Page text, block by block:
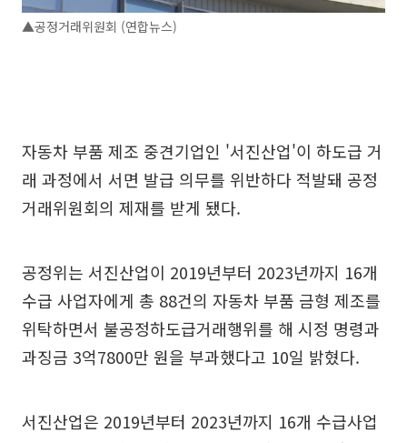
▲공정거래위원회 (연합뉴스)
자동차 부품 제조 중견기업인 '서진산업'이 하도급 거
래 과정에서 서면 발급 의무를 위반하다 적발돼 공정
거래위원회의 제재를 받게 됐다.
공정위는 서진산업이 2019년부터 2023년까지 16개
수급 사업자에게 총 88건의 자동차 부품 금형 제조를
위탁하면서 불공정하도급거래행위를 해 시정 명령과
과징금 3억7800만 원을 부과했다고 10일 밝혔다.
서진산업은 2019년부터 2023년까지 16개 수급사업